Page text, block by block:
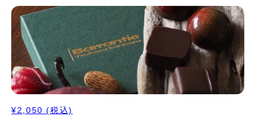
¥2,050 (税込)